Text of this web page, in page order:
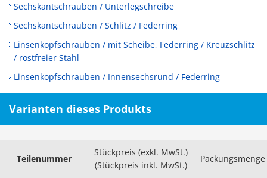
Sechskantschrauben / Unterlegschreibe
Sechskantschrauben / Schlitz / Federring
Linsenkopfschrauben / mit Scheibe, Federring / Kreuzschlitz
/ rostfreier Stahl
Linsenkopfschrauben / Innensechsrund / Federring
Varianten dieses Produkts
Teilenummer
Stückpreis (exkl. MwSt.)
(Stückpreis inkl. MwSt.)
Packungsmenge